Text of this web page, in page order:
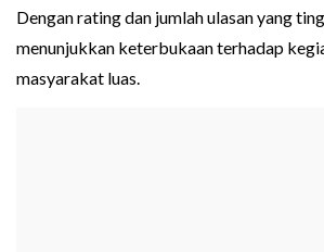
Dengan rating dan jumlah ulasan yang
menunjukkan keterbukaan terhadap
masyarakat luas.